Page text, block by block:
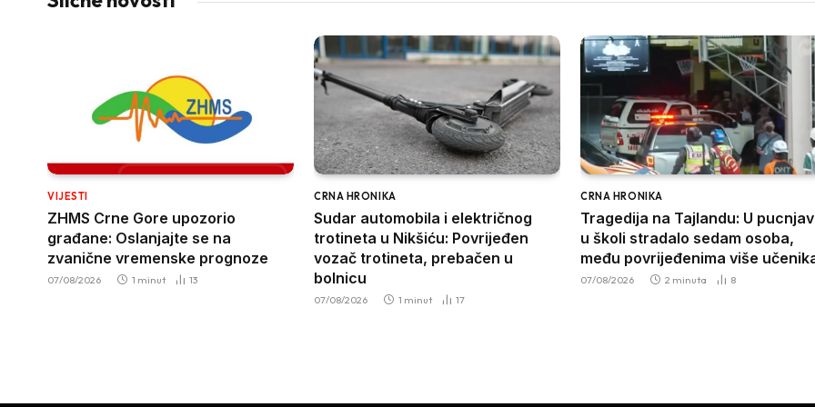
VIJESTI
ZHMS Crne Gore upozorio
građane: Oslanjajte se na
zvanične vremenske prognoze
07/08/2026 1 minut 13
CRNA HRONIKA
Sudar automobila i električnog
trotineta u Nikšiću: Povrijeđen
vozač trotineta, prebačen u
bolnicu
07/08/2026 1 minut 17
CRNA HRONIKA
Tragedija na Tajlandu: U
u školi stradalo sedam osoba,
među povrijeđenima više
07/08/2026 2 minuta 8